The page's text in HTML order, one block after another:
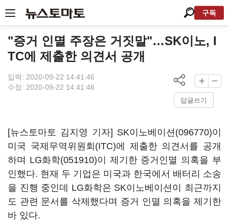
구독
"증거 인멸 주장은 거짓말"…SK이노, I
TC에 제출한 의견서 공개
입력: 2020-09-22 14:41:46
수정: 2020-09-22 14:41:46
답글쓰기
[뉴스토마토 김지영 기자] SK이노베이션(096770)이
미국 국제무역위원회(ITC)에 제출한 의견서를 공개
하며 LG화학(051910)이 제기한 증거인멸 의혹을 부
인했다. 현재 두 기업은 미국과 한국에서 배터리 소송
을 진행 중인데 LG화학은 SK이노베이션이 최근까지
도 관련 문서를 삭제했다며 증거 인멸 의혹을 제기한
바 있다.